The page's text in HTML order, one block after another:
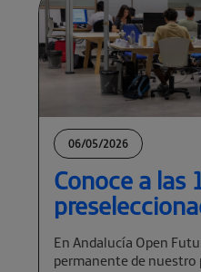
06/05/2026
Conoce a las
En Andalucía Open
permanente de nuestro